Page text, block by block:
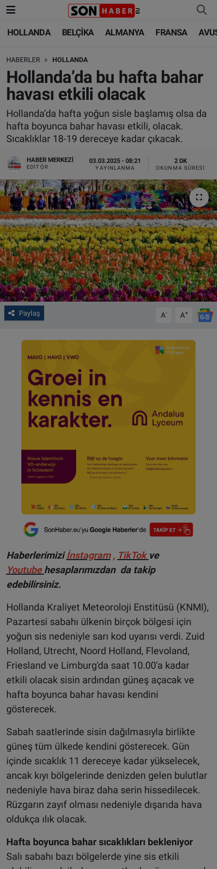
HOLLANDA BELÇİKA ALMANYA FRANSA
HABERLER HOLLANDA
Hollanda’da bu hafta bahar
havası etkili olacak
Hollanda’da hafta yoğun sisle başlamış olsa da
hafta boyunca bahar havası etkili, olacak.
Sıcaklıklar 18-19 dereceye kadar çıkacak.
HABER MERKEZI
EDITÖR
03.03.2025 - 08:21
YAYINLANMA
2 DK
OKUNMA SÜRESI
Paylaş A- A+
Haberlerimiziİnstagram , TikTok ve
Youtube hesaplarımızdan da takip
edebilirsiniz.
Hollanda Kraliyet Meteoroloji Enstitüsü (KNMI),
Pazartesi sabahı ülkenin birçok bölgesi için
yoğun sis nedeniyle sarı kod uyarısı verdi. Zuid
Holland, Utrecht, Noord Holland, Flevoland,
Friesland ve Limburg'da saat 10.00'a kadar
etkili olacak sisin ardından güneş açacak ve
hafta boyunca bahar havası kendini
gösterecek.
Sabah saatlerinde sisin dağılmasıyla birlikte
güneş tüm ülkede kendini gösterecek. Gün
içinde sıcaklık 11 dereceye kadar yükselecek,
ancak kıyı bölgelerinde denizden gelen bulutlar
nedeniyle hava biraz daha serin hissedilecek.
Rüzgarın zayıf olması nedeniyle dışarıda hava
oldukça ılık olacak.
Hafta boyunca bahar sıcaklıkları bekleniyor
Salı sabahı bazı bölgelerde yine sis etkili
HOLLANDA
BELÇİKA
ALMANYA
FRANSA
AVUSTURYA
SAĞLIK - YAŞAM
BİLİM-TEKNOLOJİ
HOLLANDA
BELÇİKA
ALMANYA
TÜRKİYE
DÜNYA
BİLİM-TEKNOLOJİ
SAĞLIK
FOTO GALERİ
VIDEO GALERİ
ALGEMENE VOORWAARDEN
CONTACT
Çerez Politikası
Nöbetçi Eczaneler
Hava Durumu
Trafik Durumu
Süper Lig Puan Durumu ve Fikstür
Tüm Manşetler
Son Dakika Haberleri
Haber Arşivi